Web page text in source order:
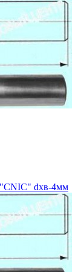
dхв-4мм